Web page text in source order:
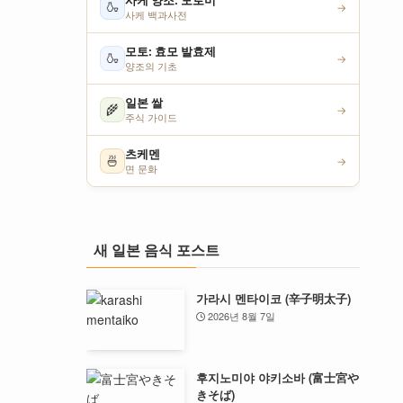
🍶
사케 백과사전
→
🍶 모토: 효모 발효제
양조의 기초
→
🌾 일본 쌀
주식 가이드
→
🍜 츠케멘
면 문화
→
새 일본 음식 포스트
가라시 멘타이코 (辛子明太子)
2026년 8월 7일
후지노미야 야키소바 (富士宮や
きそば)